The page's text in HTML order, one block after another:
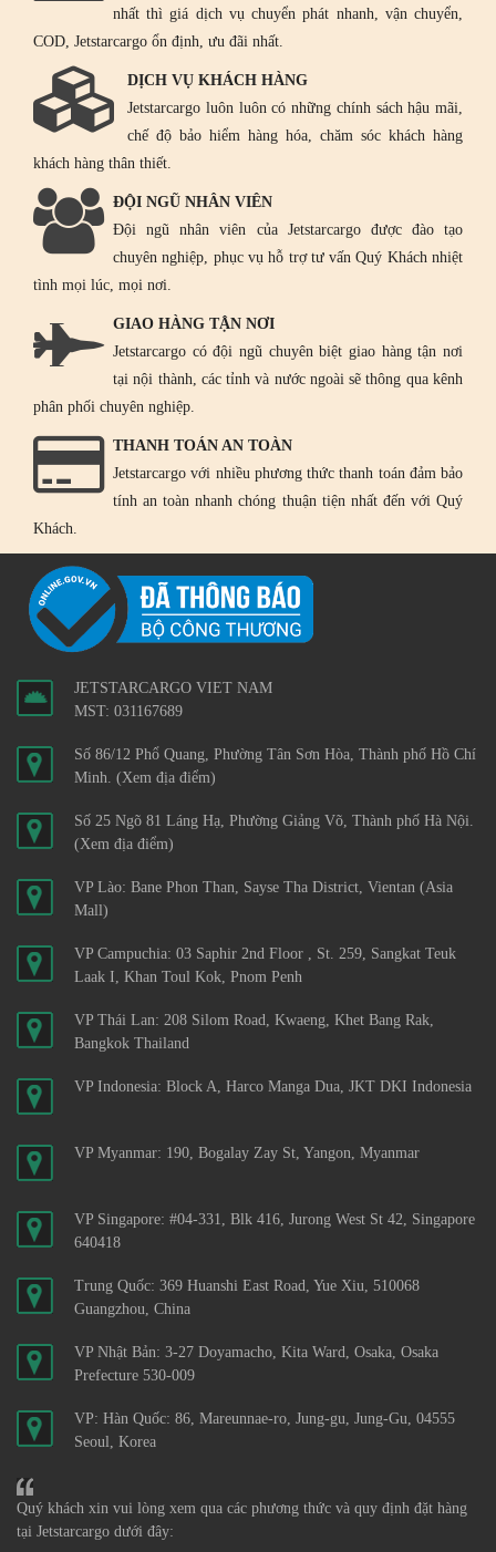
nhất thì giá dịch vụ chuyển phát nhanh, vận chuyển,
COD, Jetstarcargo ổn định, ưu đãi nhất.
DỊCH VỤ KHÁCH HÀNG
Jetstarcargo luôn luôn có những chính sách hậu mãi,
chế độ bảo hiểm hàng hóa, chăm sóc khách hàng
khách hàng thân thiết.
ĐỘI NGŨ NHÂN VIÊN
Đội ngũ nhân viên của Jetstarcargo được đào tạo
chuyên nghiệp, phục vụ hỗ trợ tư vấn Quý Khách nhiệt
tình mọi lúc, mọi nơi.
GIAO HÀNG TẬN NƠI
Jetstarcargo có đội ngũ chuyên biệt giao hàng tận nơi
tại nội thành, các tỉnh và nước ngoài sẽ thông qua kênh
phân phối chuyên nghiệp.
THANH TOÁN AN TOÀN
Jetstarcargo với nhiều phương thức thanh toán đảm bảo
tính an toàn nhanh chóng thuận tiện nhất đến với Quý
Khách.
JETSTARCARGO VIET NAM
MST: 031167689
Số 86/12 Phổ Quang, Phường Tân Sơn Hòa, Thành phố Hồ Chí
Minh. (Xem địa điểm)
Số 25 Ngõ 81 Láng Hạ, Phường Giảng Võ, Thành phố Hà Nội.
(Xem địa điểm)
VP Lào: Bane Phon Than, Sayse Tha District, Vientan (Asia
Mall)
VP Campuchia: 03 Saphir 2nd Floor , St. 259, Sangkat Teuk
Laak I, Khan Toul Kok, Pnom Penh
VP Thái Lan: 208 Silom Road, Kwaeng, Khet Bang Rak,
Bangkok Thailand
VP Indonesia: Block A, Harco Manga Dua, JKT DKI Indonesia
VP Myanmar: 190, Bogalay Zay St, Yangon, Myanmar
VP Singapore: #04-331, Blk 416, Jurong West St 42, Singapore
640418
Trung Quốc: 369 Huanshi East Road, Yue Xiu, 510068
Guangzhou, China
VP Nhật Bản: 3-27 Doyamacho, Kita Ward, Osaka, Osaka
Prefecture 530-009
VP: Hàn Quốc: 86, Mareunnae-ro, Jung-gu, Jung-Gu, 04555
Seoul, Korea
Quý khách xin vui lòng xem qua các phương thức và quy định đặt hàng
tại Jetstarcargo dưới đây: